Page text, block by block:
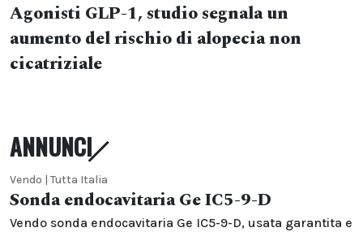
Agonisti GLP-1, studio segnala un
aumento del rischio di alopecia non
cicatriziale
ANNUNCI
Vendo | Tutta Italia
Sonda endocavitaria Ge IC5-9-D
Vendo sonda endocavitaria Ge IC5-9-D, usata garantita e